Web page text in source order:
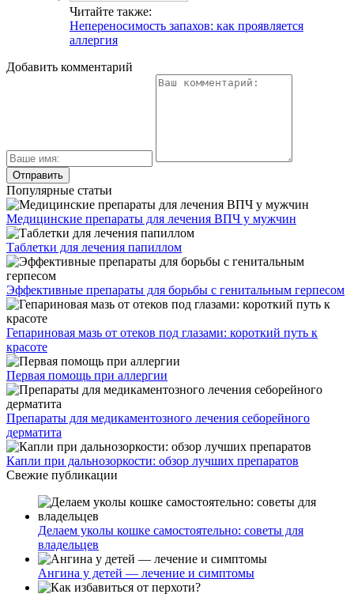
Читайте также:
Непереносимость запахов: как проявляется
аллергия
Добавить комментарий
Популярные статьи
Медицинские препараты для лечения ВПЧ у мужчин
Таблетки для лечения папиллом
Эффективные препараты для борьбы с генитальным герпесом
Гепариновая мазь от отеков под глазами: короткий путь к
красоте
Первая помощь при аллергии
Препараты для медикаментозного лечения себорейного
дерматита
Капли при дальнозоркости: обзор лучших препаратов
Свежие публикации
Делаем уколы кошке самостоятельно: советы для
владельцев
Ангина у детей — лечение и симптомы